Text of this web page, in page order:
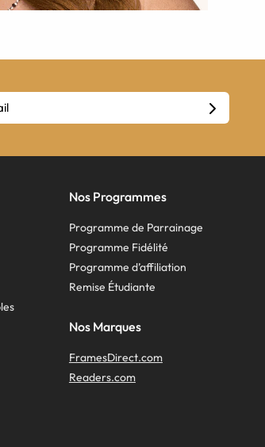
Nos Programmes
Programme de Parrainage
Programme Fidélité
Programme d’affiliation
Remise Étudiante
Nos Marques
FramesDirect.com
Readers.com